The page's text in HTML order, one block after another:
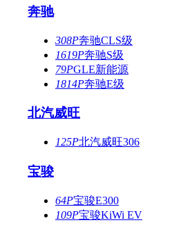
奔驰
308P奔驰CLS级
1619P奔驰S级
79PGLE新能源
1814P奔驰E级
北汽威旺
125P北汽威旺306
宝骏
64P宝骏E300
109P宝骏KiWi EV